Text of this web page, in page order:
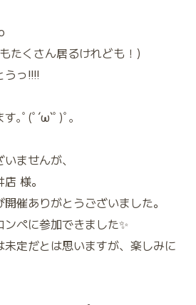
たくさん居るけれども！)
うっ‼︎‼︎
｡ﾟ(ﾟ´ω`ﾟ)ﾟ｡
ませんが、
様。
催ありがとうございました。
ペに参加できました✨
定だとは思いますが、楽しみに